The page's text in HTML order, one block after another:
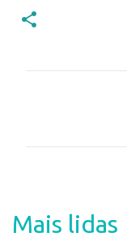
á
Mais lidas